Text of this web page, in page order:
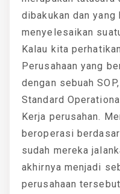
dibakukan dan
menyelesaikan
Kalau kita
Perusahaan yang
dengan sebuah
Standard
Kerja perusahan.
beroperasi
sudah mereka
akhirnya menjadi
perusahaan